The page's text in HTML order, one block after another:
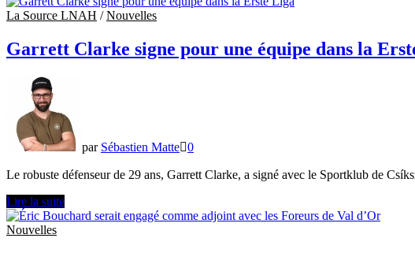
Thetford
annonce
la
Samuel
Hould
La Source LNAH /Nouvelles
Garrett Clarke signe pour une équipe dans la
par Sébastien Matte 0
Le robuste défenseur de 29 ans, Garrett Clarke, a signé avec le Sportklub de
Garrett
Clarke
signe
Lire la suite
Nouvelles